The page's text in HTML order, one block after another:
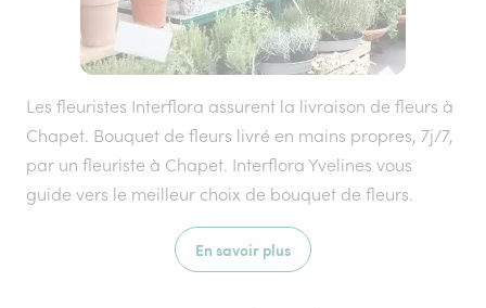
Les fleuristes Interflora assurent la livraison de fleurs à
Chapet. Bouquet de fleurs livré en mains propres, 7j/7,
par un fleuriste à Chapet. Interflora Yvelines vous
guide vers le meilleur choix de bouquet de fleurs.
En savoir plus